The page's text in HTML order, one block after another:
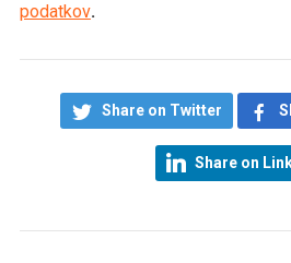
podatkov.
Share on Twitter
Share on